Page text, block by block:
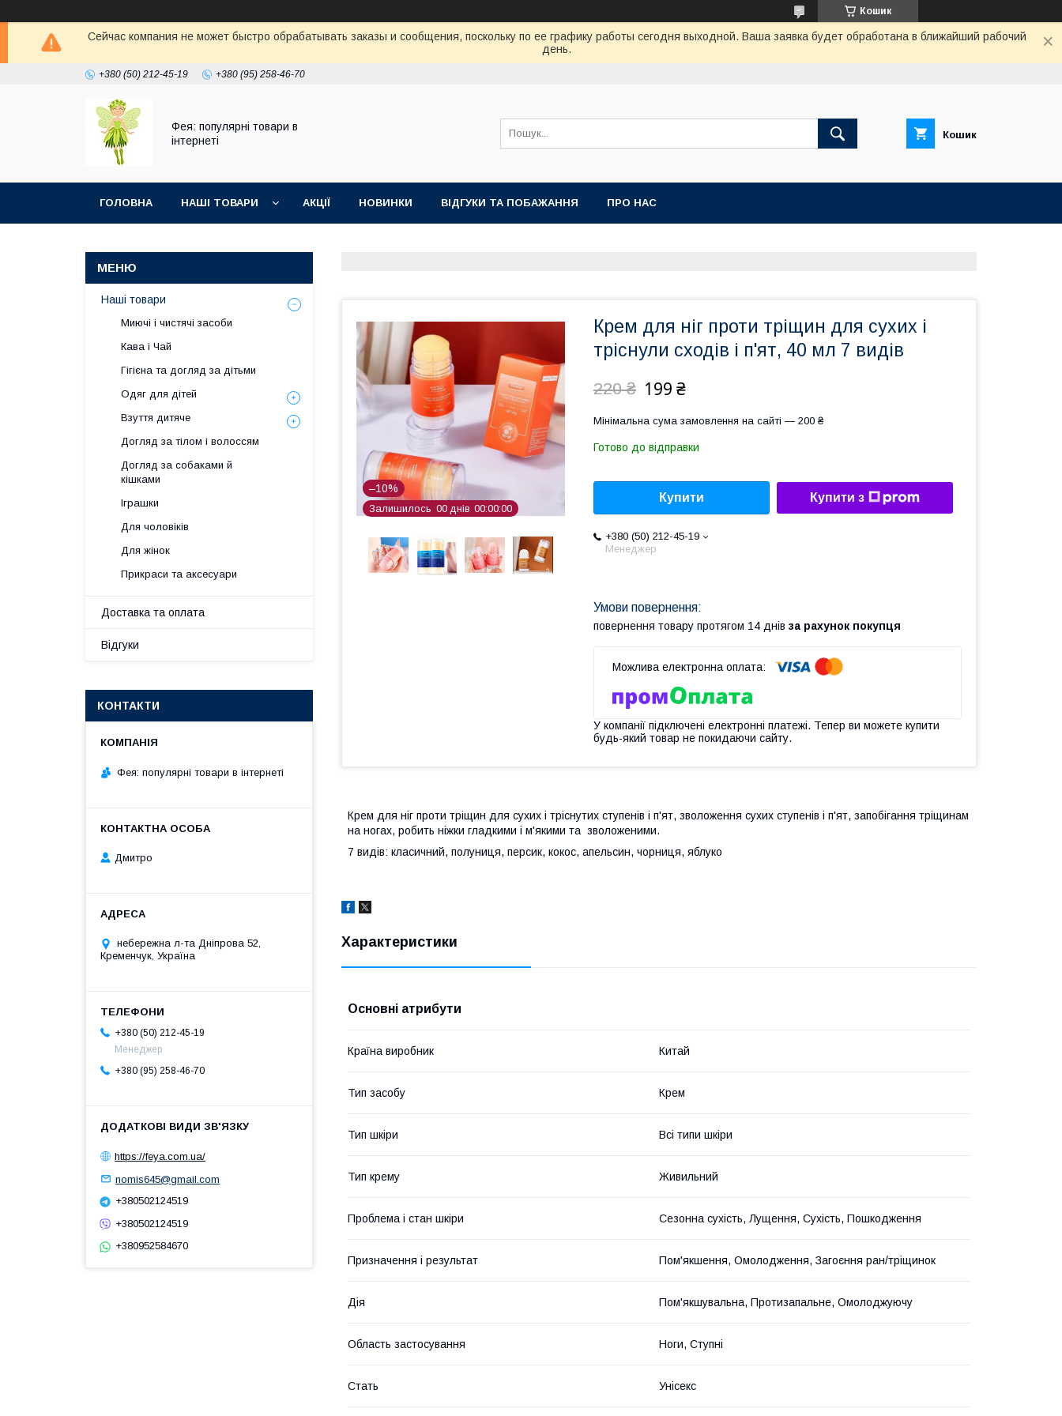
Кошик
Сейчас компания не может быстро обрабатывать заказы и сообщения, поскольку по ее графику работы сегодня выходной. Ваша заявка будет обработана в ближайший рабочий
день.
+380 (50) 212-45-19 +380 (95) 258-46-70
Фея: популярні товари в
інтернеті
Кошик
ГОЛОВНА НАШІ ТОВАРИ АКЦІЇ НОВИНКИ ВІДГУКИ ТА ПОБАЖАННЯ ПРО НАС
–10%
Залишилось 00 днів 00 00 00
Крем для ніг проти тріщин для сухих і
тріснули сходів і п'ят, 40 мл 7 видів
220 ₴ 199 ₴
Мінімальна сума замовлення на сайті — 200 ₴
Готово до відправки
Купити Купити з
+380 (50) 212-45-19
Менеджер
повернення товару протягом 14 днів за рахунок покупця
У компанії підключені електронні платежі. Тепер ви можете купити
будь-який товар не покидаючи сайту.
Крем для ніг проти тріщин для сухих і тріснутих ступенів і п'ят, зволоження сухих ступенів і п'ят, запобігання тріщинам
на ногах, робить ніжки гладкими і м'якими та зволоженими.
7 видів: класичний, полуниця, персик, кокос, апельсин, чорниця, яблуко
Характеристики
Основні атрибути
Країна виробник Китай
Тип засобу Крем
Тип шкіри Всі типи шкіри
Тип крему Живильний
Проблема і стан шкіри Сезонна сухість, Лущення, Сухість, Пошкодження
Призначення і результат Пом'якшення, Омолодження, Загоєння ран/тріщинок
Дія Пом'якшувальна, Протизапальне, Омолоджуючу
Область застосування Ноги, Ступні
Стать Унісекс
Наші товари
Миючі і чистячі засоби
Кава і Чай
Гігієна та догляд за дітьми
Одяг для дітей
Взуття дитяче
Догляд за тілом і волоссям
Догляд за собаками й
кішками
Іграшки
Для чоловіків
Для жінок
Прикраси та аксесуари
Доставка та оплата
Відгуки
КОНТАКТИ
Фея: популярні товари в інтернеті
Дмитро
небережна л-та Дніпрова 52,
Кременчук, Україна
+380 (50) 212-45-19
Менеджер
+380 (95) 258-46-70
https://feya.com.ua/
nomis645@gmail.com
+380502124519
+380502124519
+380952584670